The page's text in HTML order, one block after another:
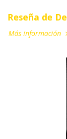
Reseña de
Más información